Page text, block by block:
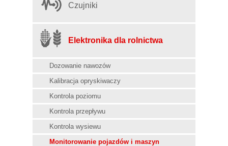
Czujniki
Elektronika dla rolnictwa
Dozowanie nawozów
Kalibracja opryskiwaczy
Kontrola poziomu
Kontrola przepływu
Kontrola wysiewu
Monitorowanie pojazdów i maszyn